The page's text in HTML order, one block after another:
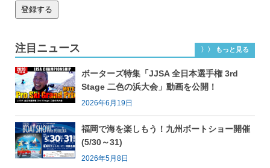
注目ニュース 〉〉 もっと見る
ボーターズ特集「JJSA 全日本選手権 3rd
Stage 二色の浜大会」動画を公開！
2026年6月19日
福岡で海を楽しもう！九州ボートショー開催
(5/30～31)
2026年5月8日